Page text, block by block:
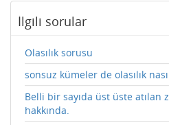
İlgili sorular
Olasılık sorusu
sonsuz kümeler de olasılık
Belli bir sayıda üst üste atılan
hakkında.